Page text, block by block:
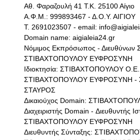
Αθ. Φαραζουλή 41 Τ.Κ. 25100 Αίγιο
Α.Φ.Μ.: 999893467 - Δ.Ο.Υ. ΑΙΓΙΟΥ
Τ. 2691023507 - email:
Domain name: aigialeia24.gr
Νόμιμος Εκπρόσωπος - Διευθύνων
ΣΤΙΒΑΧΤΟΠΟΥΛΟΥ ΕΥΦΡΟΣΥΝΗ
Ιδιοκτησία: ΣΤΙΒΑΧΤΟΠΟΥΛΟΥ
ΣΤΙΒΑΧΤΟΠΟΥΛΟΥ ΕΥΦΡΟΣΥΝΗ -
ΣΤΑΥΡΟΣ
Δικαιούχος Domain:
Διαχειριστής Domain - Διευθυντής
ΣΤΙΒΑΧΤΟΠΟΥΛΟΥ ΕΥΦΡΟΣΥΝΗ
Διευθυντής Σύνταξης: